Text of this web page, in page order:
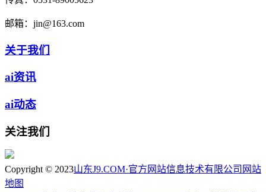
邮箱： jin@163.com
关于我们
ai资讯
ai动态
关注我们
Copyright © 2023山东J9.COM·官方网站信息技术有限公司 网站
地图